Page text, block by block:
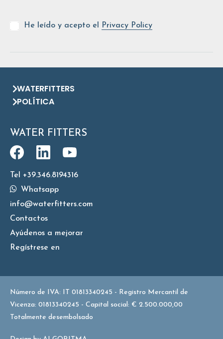
He leído y acepto el Privacy Policy
WATERFITTERS
POLÍTICA
WATER FITTERS
Tel +39.346.8194316
Whatsapp
info@waterfitters.com
Contactos
Ayúdenos a mejorar
Regístrese en
Número de IVA: IT 01813340245 - Registro Mercantil de
Vicenza: 01813340245 - Capital social: € 2.500.000,00
Totalmente desembolsado